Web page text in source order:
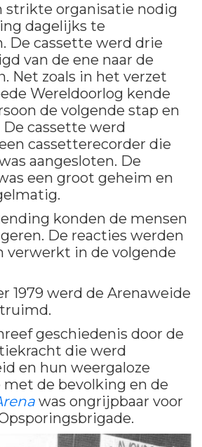
strikte organisatie nodig
dagelijks te
De cassette werd drie
van de ene naar de
Net zoals in het verzet
Wereldoorlog kende
de volgende stap en
De cassette werd
cassetterecorder die
aangesloten. De
een groot geheim en
konden de mensen
De reacties werden
verwerkt in de volgende
1979 werd de Arenaweide
geschiedenis door de
die werd
en hun weergaloze
de bevolking en de
was ongrijpbaar voor